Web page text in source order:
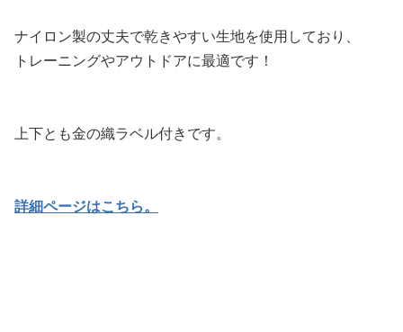
ナイロン製の丈夫で乾きやすい生地を使用しており、
トレーニングやアウトドアに最適です！
上下とも金の織ラベル付きです。
詳細ページはこちら。